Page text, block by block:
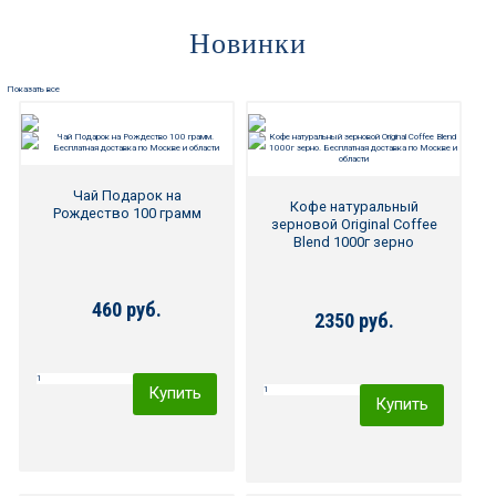
Набор воды ХВАЛОВСКАЯ
1 815 руб1 895 руб
Стартовый набор
549 руб1 700 руб
Купить
Для новых клиентов.
Новинки
Показать все
Чай Подарок на
Рождество 100 грамм
460 руб.
Купить
Кофе натуральный
зерновой Original Coffee
Blend 1000г зерно
2350 руб.
Купить